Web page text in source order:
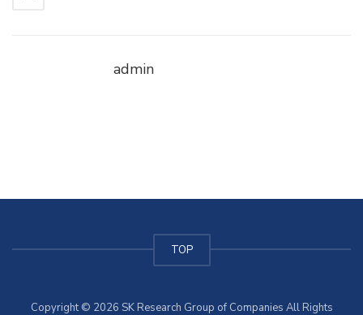
admin
TOP
Copyright © 2026 SK Research Group of Companies All Rights